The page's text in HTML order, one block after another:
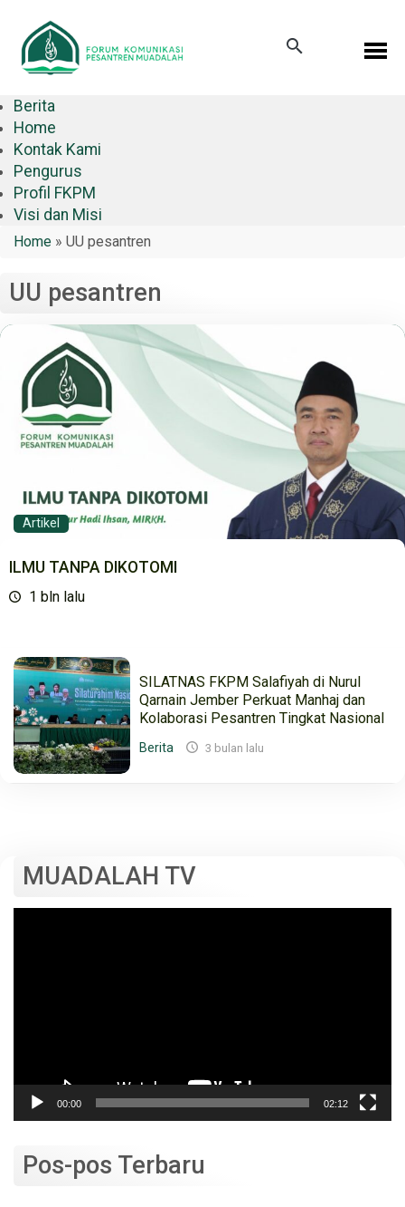
Berita
Home
Kontak Kami
Pengurus
Profil FKPM
Visi dan Misi
Home » UU pesantren
UU pesantren
Artikel
ILMU TANPA DIKOTOMI
1 bln lalu
SILATNAS FKPM Salafiyah di Nurul
Qarnain Jember Perkuat Manhaj dan
Kolaborasi Pesantren Tingkat Nasional
Berita 3 bulan lalu
MUADALAH TV
00:00 02:12
Pos-pos Terbaru